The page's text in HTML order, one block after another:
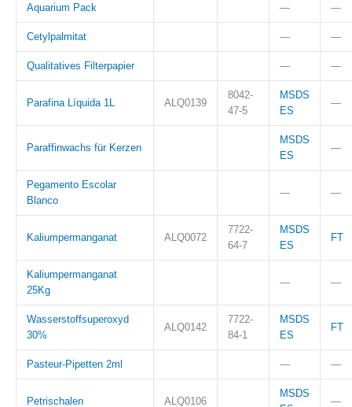
Aquarium Pack — —
Cetylpalmitat — —
Qualitatives Filterpapier — —
Parafina Líquida 1L ALQ0139
8042-
47-5
MSDS
ES
—
Paraffinwachs für Kerzen
MSDS
ES
—
Pegamento Escolar
Blanco
— —
Kaliumpermanganat ALQ0072
7722-
64-7
MSDS
ES
FT
Kaliumpermanganat
25Kg
— —
Wasserstoffsuperoxyd
30%
ALQ0142
7722-
84-1
MSDS
ES
FT
Pasteur-Pipetten 2ml — —
Petrischalen ALQ0106
MSDS
—